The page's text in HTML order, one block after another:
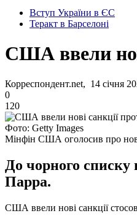
Вступ України в ЄС
Теракт в Барселоні
США ввели
Корреспондент.net, 14 січня
0
120
Фото: Getty Images
Мінфін США оголосив про
До чорного списку
Парра.
США ввели нові санкції